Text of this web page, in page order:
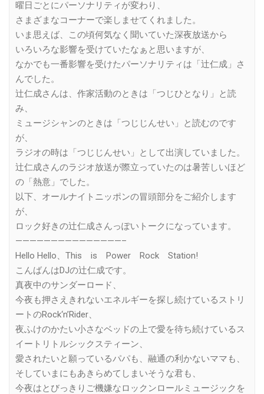
曜日ごとにパーソナリティが変わり、
さまざまなコーナーで楽しませてくれました。
いま思えば、この頃何気なく聞いていた深夜放送から
いろいろな影響を受けていたなぁと思いますが、
なかでも一番影響を受けたパーソナリティは「辻仁成」さ
んでした。
辻仁成さんは、作家活動のときは「つじひとなり」と読
み、
ミュージシャンのときは「つじじんせい」と読むのです
が、
ラジオの時は「つじじんせい」として出演していました。
辻仁成さんのラジオ放送が際立っていたのは暑苦しいほど
の「熱意」でした。
以下、オールナイトニッポンの冒頭部分をご紹介します
が、
ロック好きの辻仁成さんっぽいトークになっています。
———————————————–
Hello Hello、This is Power Rock Station!
こんばんはDJの辻仁成です。
真夜中のサンダーロード、
今夜も押さえきれないエネルギーを探し続けているストリ
ートのRock‘n’Rider、
夜ふけのかたい小さなベッドの上で愛を待ち続けているス
イートリトルシックスティーン、
愛されたいと願っているパパも、融通の利かないママも、
そしていまにもあきらめてしまいそうな君も、
今夜はとびっきりご機嫌なロックンロールミュージックを